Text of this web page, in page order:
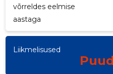
võrreldes eelmise
aastaga
Liikmelisused